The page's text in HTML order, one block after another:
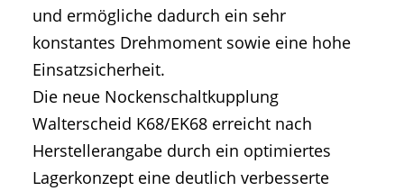
und ermögliche dadurch ein sehr
konstantes Drehmoment sowie eine hohe
Einsatzsicherheit.
Die neue Nockenschaltkupplung
Walterscheid K68/EK68 erreicht nach
Herstellerangabe durch ein optimiertes
Lagerkonzept eine deutlich verbesserte